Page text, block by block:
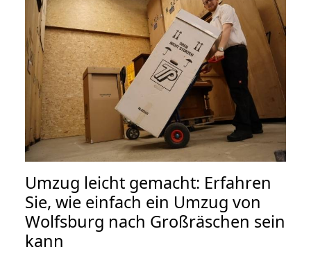
Umzug leicht gemacht: Erfahren
Sie, wie einfach ein Umzug von
Wolfsburg nach Großräschen sein
kann